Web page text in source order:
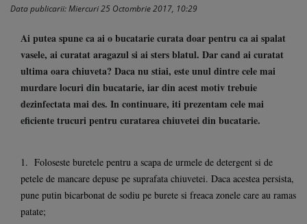
Data publicarii: Miercuri 25 Octombrie 2017, 10:29
Ai putea spune ca ai o bucatarie curata doar pentru ca ai spalat
vasele, ai curatat aragazul si ai sters blatul. Dar cand ai curatat
ultima oara chiuveta? Daca nu stiai, este unul dintre cele mai
murdare locuri din bucatarie, iar din acest motiv trebuie
dezinfectata mai des. In continuare, iti prezentam cele mai
eficiente trucuri pentru curatarea chiuvetei din bucatarie.
1. Foloseste buretele pentru a scapa de urmele de detergent si de
petele de mancare depuse pe suprafata chiuvetei. Daca acestea persista,
pune putin bicarbonat de sodiu pe burete si freaca zonele care au ramas
patate;